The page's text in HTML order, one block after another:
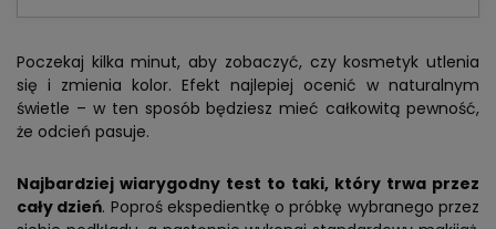
Poczekaj kilka minut, aby zobaczyć, czy kosmetyk utlenia
się i zmienia kolor. Efekt najlepiej ocenić w naturalnym
świetle – w ten sposób będziesz mieć całkowitą pewność,
że odcień pasuje.
Najbardziej wiarygodny test to taki, który trwa przez
cały dzień. Poproś ekspedientkę o próbkę wybranego przez